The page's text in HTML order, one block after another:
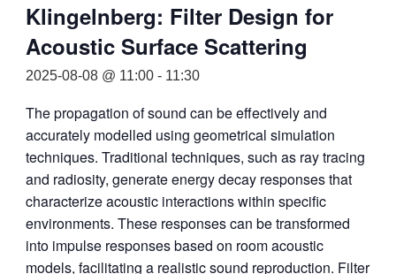
Klingelnberg: Filter Design for
Acoustic Surface Scattering
2025-08-08 @ 11:00- 11:30
The propagation of sound can be effectively and
accurately modelled using geometrical simulation
techniques. Traditional techniques, such as ray tracing
and radiosity, generate energy decay responses that
characterize acoustic interactions within specific
environments. These responses can be transformed
into impulse responses based on room acoustic
models, facilitating a realistic sound reproduction. Filter